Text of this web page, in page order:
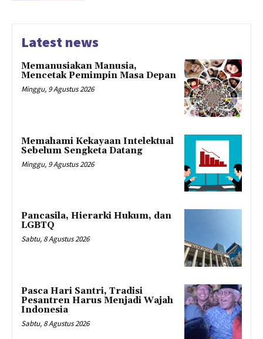
Latest news
Memanusiakan Manusia,
Mencetak Pemimpin Masa Depan
Minggu, 9 Agustus 2026
Memahami Kekayaan Intelektual
Sebelum Sengketa Datang
Minggu, 9 Agustus 2026
Pancasila, Hierarki Hukum, dan
LGBTQ
Sabtu, 8 Agustus 2026
Pasca Hari Santri, Tradisi
Pesantren Harus Menjadi Wajah
Indonesia
Sabtu, 8 Agustus 2026